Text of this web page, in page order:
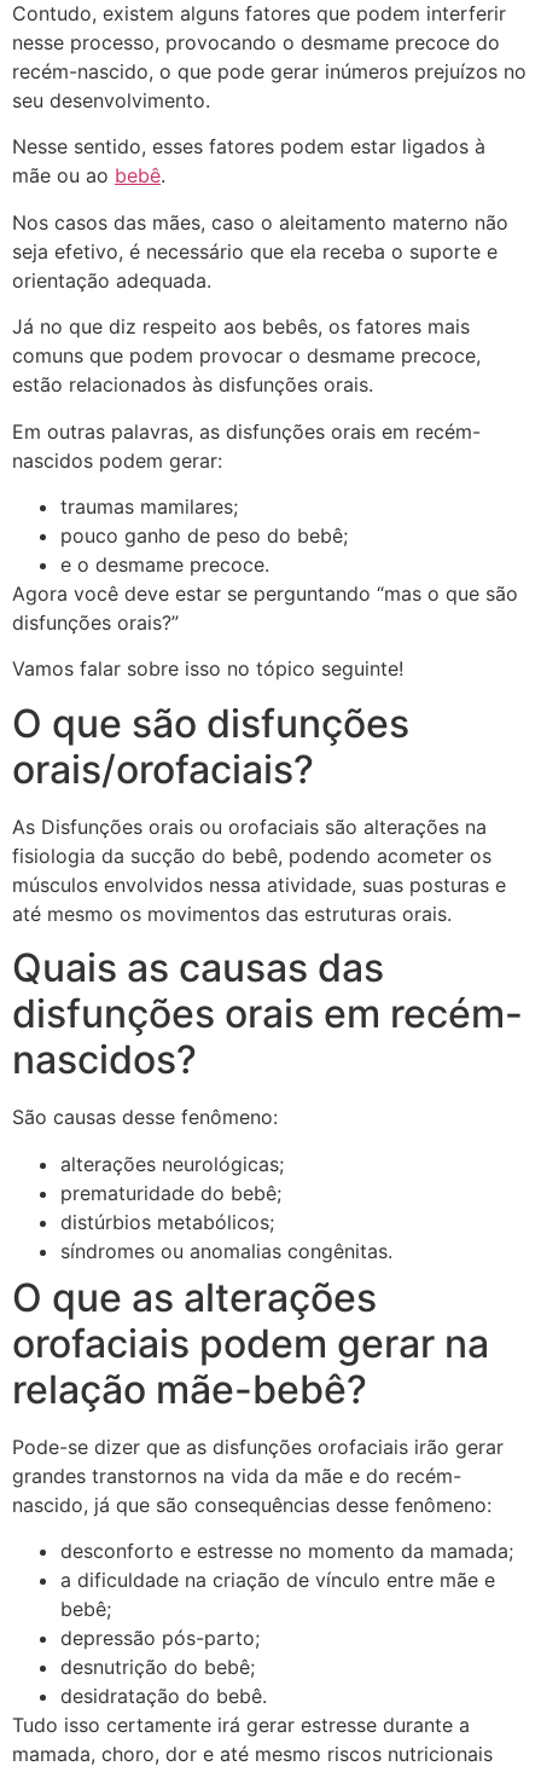
Contudo, existem alguns fatores que podem interferir
nesse processo, provocando o desmame precoce do
recém-nascido, o que pode gerar inúmeros prejuízos no
seu desenvolvimento.
Nesse sentido, esses fatores podem estar ligados à
mãe ou ao bebê.
Nos casos das mães, caso o aleitamento materno não
seja efetivo, é necessário que ela receba o suporte e
orientação adequada.
Já no que diz respeito aos bebês, os fatores mais
comuns que podem provocar o desmame precoce,
estão relacionados às disfunções orais.
Em outras palavras, as disfunções orais em recém-
nascidos podem gerar:
traumas mamilares;
pouco ganho de peso do bebê;
e o desmame precoce.
Agora você deve estar se perguntando “mas o que são
disfunções orais?”
Vamos falar sobre isso no tópico seguinte!
O que são disfunções
orais/orofaciais?
As Disfunções orais ou orofaciais são alterações na
fisiologia da sucção do bebê, podendo acometer os
músculos envolvidos nessa atividade, suas posturas e
até mesmo os movimentos das estruturas orais.
Quais as causas das
disfunções orais em recém-
nascidos?
São causas desse fenômeno:
alterações neurológicas;
prematuridade do bebê;
distúrbios metabólicos;
síndromes ou anomalias congênitas.
O que as alterações
orofaciais podem gerar na
relação mãe-bebê?
Pode-se dizer que as disfunções orofaciais irão gerar
grandes transtornos na vida da mãe e do recém-
nascido, já que são consequências desse fenômeno:
desconforto e estresse no momento da mamada;
a dificuldade na criação de vínculo entre mãe e
bebê;
depressão pós-parto;
desnutrição do bebê;
desidratação do bebê.
Tudo isso certamente irá gerar estresse durante a
mamada, choro, dor e até mesmo riscos nutricionais